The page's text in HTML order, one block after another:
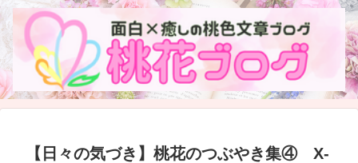
【日々の気づき】桃花のつぶやき集④ X-